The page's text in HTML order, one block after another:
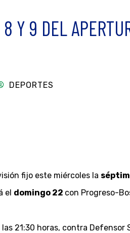
Y 9 DEL
DEPORTES
fijo este miércoles la
el domingo 22 con Progreso-
las 21:30 horas, contra